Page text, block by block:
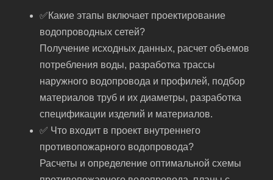
✅Какие этапы включает проектирование
водопроводных сетей?
Получение исходных данных, расчет объемов
потребления воды, разработка трассы
наружного водопровода и профилей, подбор
материалов труб и их диаметры, разработка
спецификации изделий и материалов.
✅ Что входит в проект внутреннего
противопожарного водопровода?
Расчеты и определение оптимальной схемы